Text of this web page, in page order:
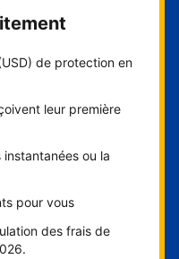
de protection en
leur première
ou la
pour vous
des frais de